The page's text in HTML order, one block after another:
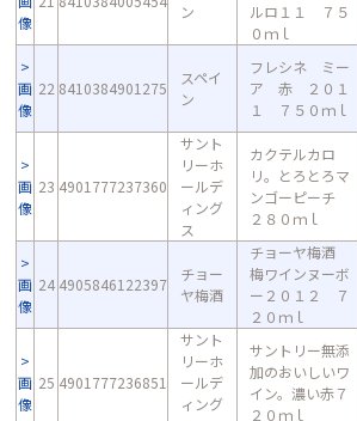
像
ン
ルロ１１ ７５
０ｍｌ
画
像
22 8410384901275
スペイ
ン
フレシネ ミー
ア 赤 ２０１
１ ７５０ｍｌ
画
像
23 4901777237360
サント
リーホ
ールデ
ィング
ス
カクテルカロ
リ。とろとろマ
ンゴーピーチ
２８０ｍｌ
画
像
24 4905846122397
チョー
ヤ梅酒
チョーヤ梅酒
梅ワインヌーボ
ー２０１２ ７
２０ｍｌ
画
像
25 4901777236851
サント
リーホ
ールデ
ィング
サントリー無添
加のおいしいワ
イン。濃い赤７
２０ｍｌ